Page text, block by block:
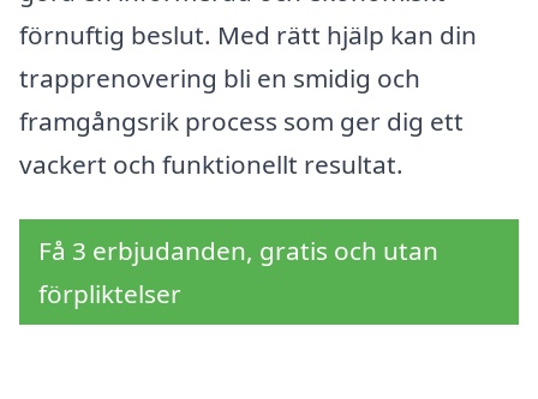
förnuftig beslut. Med rätt hjälp kan din
trapprenovering bli en smidig och
framgångsrik process som ger dig ett
vackert och funktionellt resultat.
Få 3 erbjudanden, gratis och utan
förpliktelser